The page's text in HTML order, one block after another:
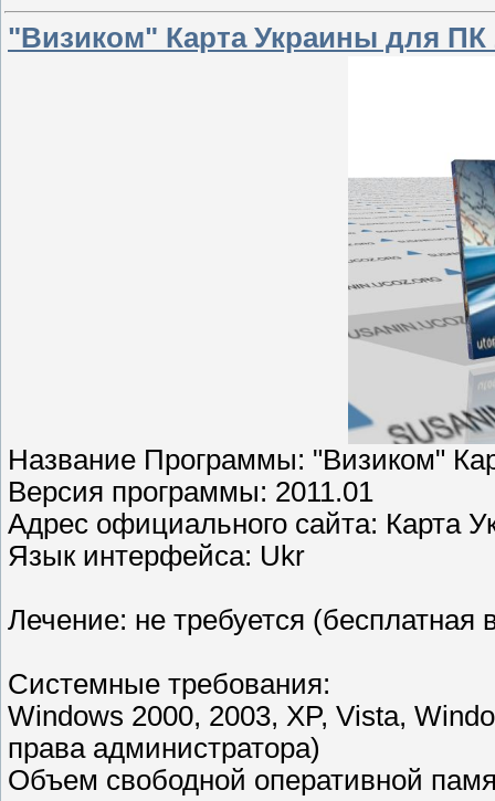
"Визиком" Карта Украины для ПК
Название Программы: "Визиком"
Версия программы: 2011.01
Адрес официального сайта: Карта
Язык интерфейса: Ukr
Лечение: не требуется (бесплатная
Системные требования:
Windows 2000, 2003, XP, Vista,
права администратора)
Объем свободной оперативной